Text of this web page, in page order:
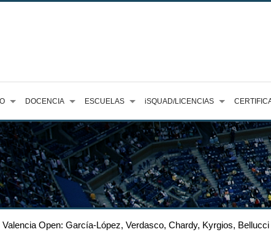
DOCENCIA ESCUELAS iSQUAD/LICENCIAS
Valencia Open: García-López, Verdasco, Chardy, Kyrgios,